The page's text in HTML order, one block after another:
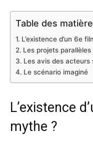
Table des
L’existence d’un 6e
Les projets
Les avis des acteurs
Le scénario imaginé
L’existence
mythe ?